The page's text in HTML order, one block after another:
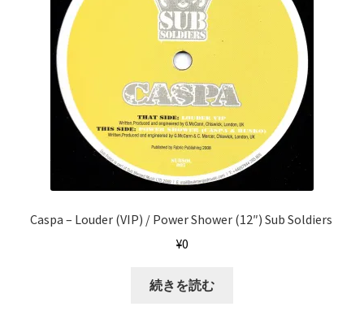
Caspa ‎– Louder (VIP) / Power Shower (12″) Sub Soldiers ‎
¥0
続きを読む